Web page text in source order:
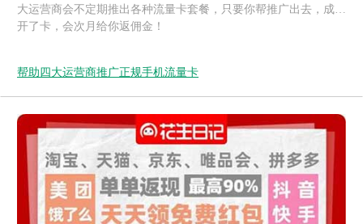
大运营商会不定期推出各种流量卡套餐，只要你帮推广出去，成功
开了卡，会次月给你返佣金！
帮助四大运营商推广正规手机流量卡